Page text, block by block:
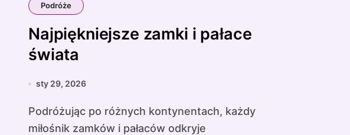
Podróże
Najpiękniejsze zamki i pałace
świata
sty 29, 2026
Podróżując po różnych kontynentach, każdy
miłośnik zamków i pałaców odkryje